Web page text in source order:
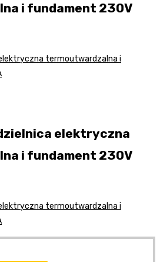
i fundament 230V
termoutwardzalna i
elektryczna
i fundament 230V
termoutwardzalna i